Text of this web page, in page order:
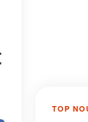
TOP